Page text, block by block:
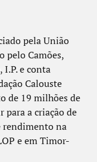
pela União
pelo Camões,
e conta
Calouste
de 19 milhões de
a criação de
rendimento na
e em Timor-